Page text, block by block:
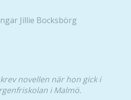
Jillie Bocksbörg
novellen när hon gick i
i Malmö.
går inte att
välja bort. De